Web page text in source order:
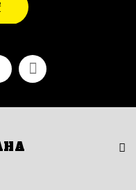
Instagram